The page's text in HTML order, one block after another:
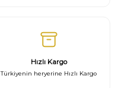
Hızlı Kargo
Türkiyenin heryerine Hızlı Kargo